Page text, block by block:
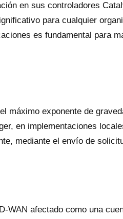
en sus controladores
para cualquier
es fundamental para
máximo exponente de
en implementaciones
mediante el envío de
afectado como una